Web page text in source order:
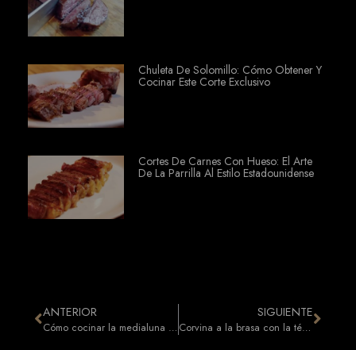
Chuleta De Solomillo: Cómo Obtener Y
Cocinar Este Corte Exclusivo
Cortes De Carnes Con Hueso: El Arte
De La Parrilla Al Estilo Estadounidense
ANTERIOR
Cómo cocinar la medialuna de vacío a la parrilla por Javier Brichetto
SIGUIENTE
Corvina a la brasa con la técnica de la robata: la receta en vídeo de Piantao